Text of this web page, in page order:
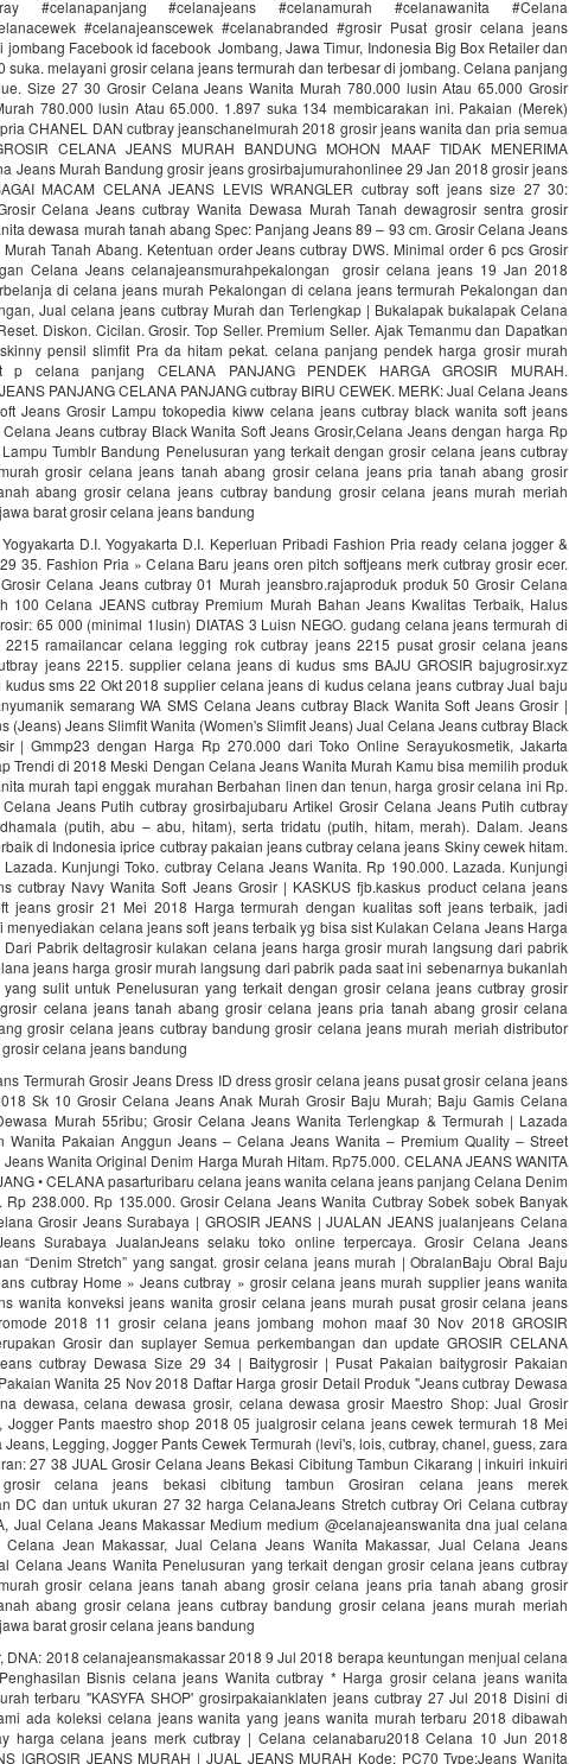
#celanapanjang #celanajeans #celanamurah #celanawanita #Celana
#celanajeanscewek #celanabranded #grosir Pusat grosir celana jeans
jombang Facebook id facebook Jombang, Jawa Timur, Indonesia Big Box Retailer dan
suka. melayani grosir celana jeans termurah dan terbesar di jombang. Celana panjang
Size 27 30 Grosir Celana Jeans Wanita Murah 780.000 lusin Atau 65.000 Grosir
780.000 lusin Atau 65.000. 1.897 suka 134 membicarakan ini. Pakaian (Merek)
CHANEL DAN cutbray jeanschanelmurah 2018 grosir jeans wanita dan pria semua
CELANA JEANS MURAH BANDUNG MOHON MAAF TIDAK MENERIMA
Jeans Murah Bandung grosir jeans grosirbajumurahonlinee 29 Jan 2018 grosir jeans
MACAM CELANA JEANS LEVIS WRANGLER cutbray soft jeans size 27 30:
Celana Jeans cutbray Wanita Dewasa Murah Tanah dewagrosir sentra grosir
dewasa murah tanah abang Spec: Panjang Jeans 89 – 93 cm. Grosir Celana Jeans
Tanah Abang. Ketentuan order Jeans cutbray DWS. Minimal order 6 pcs Grosir
Celana Jeans celanajeansmurahpekalongan grosir celana jeans 19 Jan 2018
di celana jeans murah Pekalongan di celana jeans termurah Pekalongan dan
Jual celana jeans cutbray Murah dan Terlengkap | Bukalapak bukalapak Celana
Diskon. Cicilan. Grosir. Top Seller. Premium Seller. Ajak Temanmu dan Dapatkan
pensil slimfit Pra da hitam pekat. celana panjang pendek harga grosir murah
p celana panjang CELANA PANJANG PENDEK HARGA GROSIR MURAH.
PANJANG CELANA PANJANG cutbray BIRU CEWEK. MERK: Jual Celana Jeans
Jeans Grosir Lampu tokopedia kiww celana jeans cutbray black wanita soft jeans
Jeans cutbray Black Wanita Soft Jeans Grosir,Celana Jeans dengan harga Rp
Tumblr Bandung Penelusuran yang terkait dengan grosir celana jeans cutbray
grosir celana jeans tanah abang grosir celana jeans pria tanah abang grosir
abang grosir celana jeans cutbray bandung grosir celana jeans murah meriah
barat grosir celana jeans bandung
D.I. Yogyakarta D.I. Keperluan Pribadi Fashion Pria ready celana jogger &
35. Fashion Pria » Celana Baru jeans oren pitch softjeans merk cutbray grosir ecer.
Celana Jeans cutbray 01 Murah jeansbro.rajaproduk produk 50 Grosir Celana
100 Celana JEANS cutbray Premium Murah Bahan Jeans Kwalitas Terbaik, Halus
65 000 (minimal 1lusin) DIATAS 3 Luisn NEGO. gudang celana jeans termurah di
ramailancar celana legging rok cutbray jeans 2215 pusat grosir celana jeans
jeans 2215. supplier celana jeans di kudus sms BAJU GROSIR bajugrosir.xyz
sms 22 Okt 2018 supplier celana jeans di kudus celana jeans cutbray Jual baju
semarang WA SMS Celana Jeans cutbray Black Wanita Soft Jeans Grosir |
(Jeans) Jeans Slimfit Wanita (Women's Slimfit Jeans) Jual Celana Jeans cutbray Black
| Gmmp23 dengan Harga Rp 270.000 dari Toko Online Serayukosmetik, Jakarta
Trendi di 2018 Meski Dengan Celana Jeans Wanita Murah Kamu bisa memilih produk
murah tapi enggak murahan Berbahan linen dan tenun, harga grosir celana ini Rp.
Jeans Putih cutbray grosirbajubaru Artikel Grosir Celana Jeans Putih cutbray
(putih, abu – abu, hitam), serta tridatu (putih, hitam, merah). Dalam. Jeans
di Indonesia iprice cutbray pakaian jeans cutbray celana jeans Skiny cewek hitam.
Kunjungi Toko. cutbray Celana Jeans Wanita. Rp 190.000. Lazada. Kunjungi
cutbray Navy Wanita Soft Jeans Grosir | KASKUS fjb.kaskus product celana jeans
jeans grosir 21 Mei 2018 Harga termurah dengan kualitas soft jeans terbaik, jadi
menyediakan celana jeans soft jeans terbaik yg bisa sist Kulakan Celana Jeans Harga
Pabrik deltagrosir kulakan celana jeans harga grosir murah langsung dari pabrik
jeans harga grosir murah langsung dari pabrik pada saat ini sebenarnya bukanlah
sulit untuk Penelusuran yang terkait dengan grosir celana jeans cutbray grosir
celana jeans tanah abang grosir celana jeans pria tanah abang grosir celana
grosir celana jeans cutbray bandung grosir celana jeans murah meriah distributor
celana jeans bandung
Termurah Grosir Jeans Dress ID dress grosir celana jeans pusat grosir celana jeans
Sk 10 Grosir Celana Jeans Anak Murah Grosir Baju Murah; Baju Gamis Celana
Murah 55ribu; Grosir Celana Jeans Wanita Terlengkap & Termurah | Lazada
Wanita Pakaian Anggun Jeans – Celana Jeans Wanita – Premium Quality – Street
Wanita Original Denim Harga Murah Hitam. Rp75.000. CELANA JEANS WANITA
• CELANA pasarturibaru celana jeans wanita celana jeans panjang Celana Denim
Rp 238.000. Rp 135.000. Grosir Celana Jeans Wanita Cutbray Sobek sobek Banyak
Grosir Jeans Surabaya | GROSIR JEANS | JUALAN JEANS jualanjeans Celana
Surabaya JualanJeans selaku toko online terpercaya. Grosir Celana Jeans
“Denim Stretch” yang sangat. grosir celana jeans murah | ObralanBaju Obral Baju
cutbray Home » Jeans cutbray » grosir celana jeans murah supplier jeans wanita
wanita konveksi jeans wanita grosir celana jeans murah pusat grosir celana jeans
2018 11 grosir celana jeans jombang mohon maaf 30 Nov 2018 GROSIR
Grosir dan suplayer Semua perkembangan dan update GROSIR CELANA
cutbray Dewasa Size 29 34 | Baitygrosir | Pusat Pakaian baitygrosir Pakaian
Wanita 25 Nov 2018 Daftar Harga grosir Detail Produk "Jeans cutbray Dewasa
dewasa, celana dewasa grosir, celana dewasa grosir Maestro Shop: Jual Grosir
Jogger Pants maestro shop 2018 05 jualgrosir celana jeans cewek termurah 18 Mei
Legging, Jogger Pants Cewek Termurah (levi's, lois, cutbray, chanel, guess, zara
27 38 JUAL Grosir Celana Jeans Bekasi Cibitung Tambun Cikarang | inkuiri inkuiri
celana jeans bekasi cibitung tambun Grosiran celana jeans merek
DC dan untuk ukuran 27 32 harga CelanaJeans Stretch cutbray Ori Celana cutbray
Jual Celana Jeans Makassar Medium medium @celanajeanswanita dna jual celana
Jean Makassar, Jual Celana Jeans Wanita Makassar, Jual Celana Jeans
Celana Jeans Wanita Penelusuran yang terkait dengan grosir celana jeans cutbray
grosir celana jeans tanah abang grosir celana jeans pria tanah abang grosir
abang grosir celana jeans cutbray bandung grosir celana jeans murah meriah
barat grosir celana jeans bandung
DNA: 2018 celanajeansmakassar 2018 9 Jul 2018 berapa keuntungan menjual celana
Bisnis celana jeans Wanita cutbray * Harga grosir celana jeans wanita
terbaru ''KASYFA SHOP' grosirpakaianklaten jeans cutbray 27 Jul 2018 Disini di
ada koleksi celana jeans wanita yang jeans wanita murah terbaru 2018 dibawah
harga celana jeans merk cutbray | Celana celanabaru2018 Celana 10 Jun 2018
|GROSIR JEANS MURAH | JUAL JEANS MURAH Kode: PC70 Type:Jeans Wanita